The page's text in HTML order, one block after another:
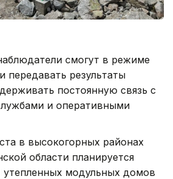
смогут в режиме
передавать результаты
постоянную связь с
и оперативными
в высокогорных районах
области планируется
утепленных модульных домов